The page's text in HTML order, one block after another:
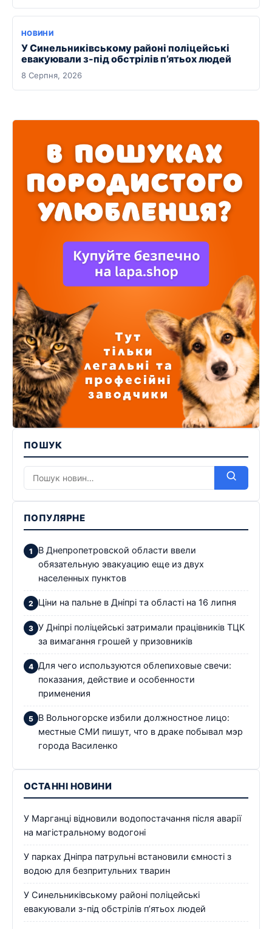
НОВИНИ
У Синельниківському районі поліцейські
евакуювали з-під обстрілів п’ятьох людей
8 Серпня, 2026
ПОШУК
ПОПУЛЯРНЕ
В Днепропетровской области ввели
обязательную эвакуацию еще из двух
населенных пунктов
Ціни на пальне в Дніпрі та області на 16 липня
У Дніпрі поліцейські затримали працівників ТЦК
за вимагання грошей у призовників
Для чего используются облепиховые свечи:
показания, действие и особенности
применения
В Вольногорске избили должностное лицо:
местные СМИ пишут, что в драке побывал мэр
города Василенко
ОСТАННІ НОВИНИ
У Марганці відновили водопостачання після аварії
на магістральному водогоні
У парках Дніпра патрульні встановили ємності з
водою для безпритульних тварин
У Синельниківському районі поліцейські
евакуювали з-під обстрілів п’ятьох людей